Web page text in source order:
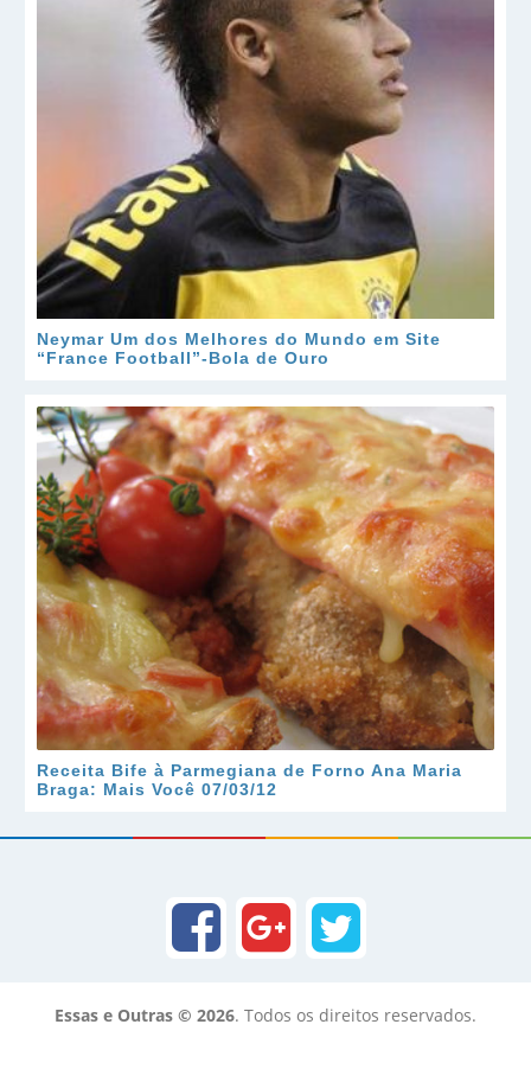
Neymar Um dos Melhores do Mundo em Site
“France Football”-Bola de Ouro
Receita Bife à Parmegiana de Forno Ana Maria
Braga: Mais Você 07/03/12
Essas e Outras © 2026. Todos os direitos reservados.